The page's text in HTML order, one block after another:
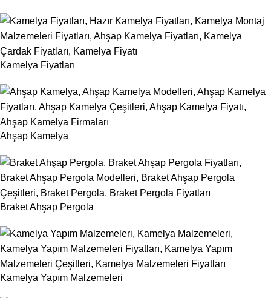
Kamelya Fiyatları
Ahşap Kamelya
Braket Ahşap Pergola
Kamelya Yapım Malzemeleri